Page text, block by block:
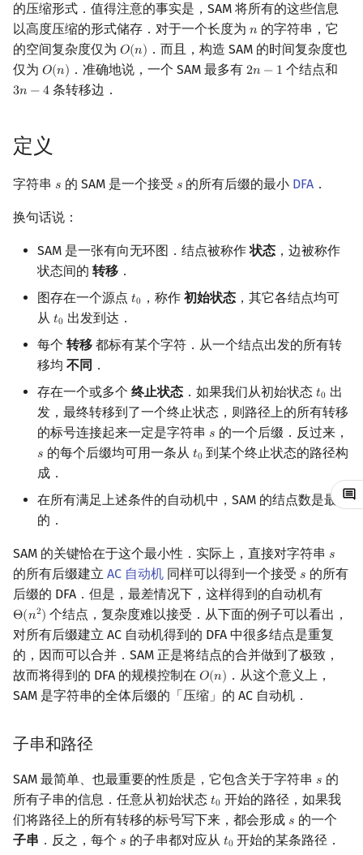
其它 DP 方法
状态数
转移数
应用
检查字符串是否出现
不同子串个数
所有不同子串的总长度
字典序第 k 大子串
最小循环移位
第一次出现的位置
所有出现的位置
最短的没有出现的字符串
多个字符串间的最长公共子
串
习题
相关资料
同余方程
二次剩余
高次剩余 & 单位根
狄利克雷卷积
莫比乌斯反演
杜教筛
Min_25 筛
洲阁筛
类欧几里德算法
连分数
Stern–Brocot 树与 Farey
二次域
Pell 方程
指数生成函数
抽象代数
概率论
数值算法
序理论
杨氏矩阵
Berlekamp–Massey 算法
跳表
可持久化数据结构
K-D Tree
动态树
析合树
PQ 树
手指树
霍夫曼树
2-SAT
欧拉图
二分图
平面图
弦图
图的着色
网络流
图的匹配
矩阵树定理
LGV 引理
最大团搜索算法
图上随机游走
15-puzzle
Kahan 求和
空间优化简介
的压缩形式．值得注意的事实是，SAM 将所有的这些信息
以高度压缩的形式储存．对于一个长度为 𝑛
n 的字符串，它
的空间复杂度仅为 𝑂(𝑛)
O(n) ．而且，构造 SAM 的时间复杂度也
仅为 𝑂(𝑛)
O(n) ．准确地说，一个 SAM 最多有2𝑛 − 1
2n −1 个结点和
3𝑛 −4
3n −4 条转移边．
定义
字符串 𝑠
s 的 SAM 是一个接受 𝑠
s 的所有后缀的最小 DFA ．
换句话说：
SAM 是一张有向无环图．结点被称作状态 ，边被称作
状态间的 转移 ．
图存在一个源点 𝑡0
t0 ，称作 初始状态，其它各结点均可
从 𝑡0
t0 出发到达．
每个 转移 都标有某个字符．从一个结点出发的所有转
移均 不同 ．
存在一个或多个 终止状态 ．如果我们从初始状态 𝑡0
t0 出
发，最终转移到了一个终止状态，则路径上的所有转移
的标号连接起来一定是字符串 𝑠
s 的一个后缀．反过来，
𝑠
s 的每个后缀均可用一条从 𝑡0
t0 到某个终止状态的路径构
成．
在所有满足上述条件的自动机中，SAM 的结点数是最少
的．
SAM 的关键恰在于这个最小性．实际上，直接对字符串 𝑠
s
的所有后缀建立 AC 自动机 同样可以得到一个接受 𝑠
s 的所有
后缀的 DFA．但是，最差情况下，这样得到的自动机有
Θ(𝑛2)
Θ(n2) 个结点，复杂度难以接受．从下面的例子可以看出，
对所有后缀建立 AC 自动机得到的 DFA 中很多结点是重复
的，因而可以合并．SAM 正是将结点的合并做到了极致，
故而将得到的 DFA 的规模控制在 𝑂(𝑛)
O(n) ．从这个意义上，
SAM 是字符串的全体后缀的「压缩」的 AC 自动机．
子串和路径
SAM 最简单、也最重要的性质是，它包含关于字符串 𝑠
s 的
所有子串的信息．任意从初始状态 𝑡0
t0 开始的路径，如果我
们将路径上的所有转移的标号写下来，都会形成 𝑠
s 的一个
子串 ．反之，每个 𝑠
s 的子串都对应从 𝑡0
t0 开始的某条路径．